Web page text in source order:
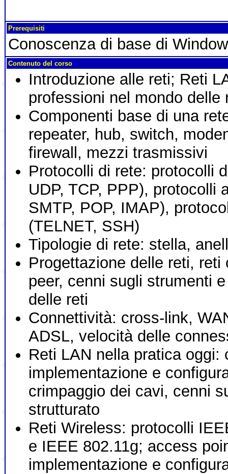
Prerequisiti
Conoscenza di base di
Contenuto del corso
Introduzione alle reti; Reti
professioni nel mondo delle
Componenti base di una
repeater, hub, switch,
firewall, mezzi trasmissivi
Protocolli di rete: protocolli
UDP, TCP, PPP), protocolli
SMTP, POP, IMAP),
(TELNET, SSH)
Tipologie di rete: stella,
Progettazione delle reti,
peer, cenni sugli strumenti
delle reti
Connettività: cross-link,
ADSL, velocità delle
Reti LAN nella pratica oggi:
implementazione e
crimpaggio dei cavi, cenni
strutturato
Reti Wireless: protocolli
e IEEE 802.11g; access
implementazione e